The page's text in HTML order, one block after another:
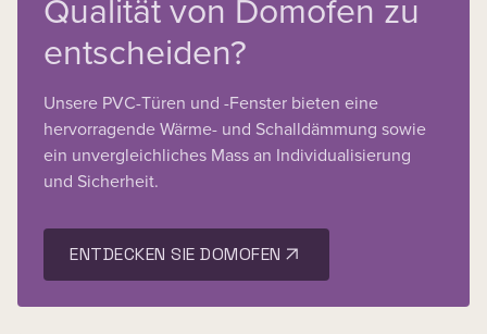
Recyclingfähigkeit die Bilanz negativ
beeinflusst.
entscheiden?
Unsere PVC-Türen und -Fenster bieten eine
hervorragende Wärme- und Schalldämmung sowie
ein unvergleichliches Mass an Individualisierung
und Sicherheit.
ENTDECKEN SIE DOMOFEN